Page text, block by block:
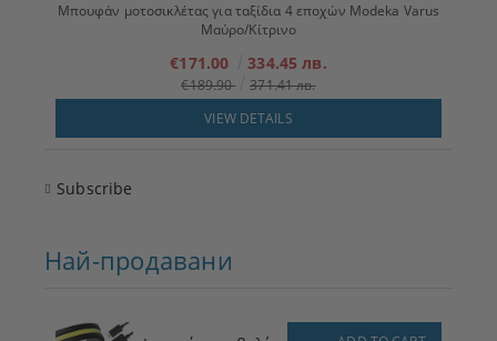
Μπουφάν μοτοσικλέτας για ταξίδια 4 εποχών Modeka Varus
Μαύρο/Κίτρινο
€171.00 334.45 лв.
€189.90
371.41 лв.
VIEW DETAILS
Subscribe
Най-продавани